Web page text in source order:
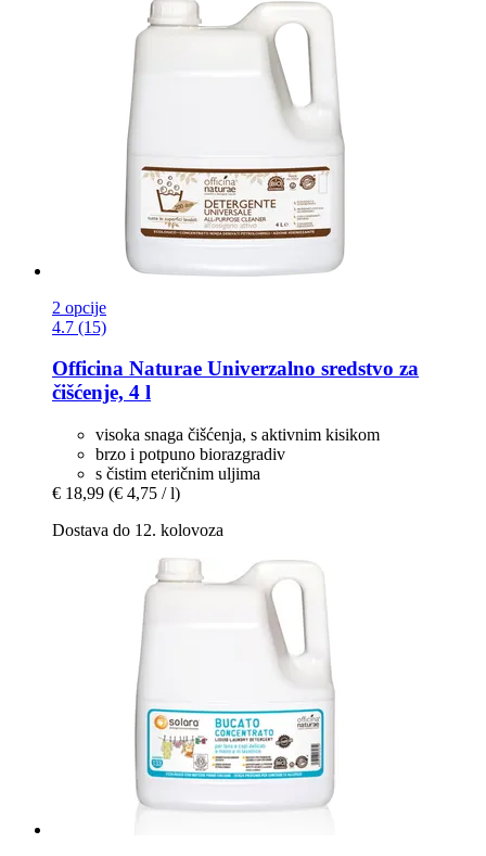
2 opcije
4.7 (15)
Officina Naturae Univerzalno sredstvo za
čišćenje, 4 l
visoka snaga čišćenja, s aktivnim kisikom
brzo i potpuno biorazgradiv
s čistim eteričnim uljima
€ 18,99 (€ 4,75 / l)
Dostava do 12. kolovoza